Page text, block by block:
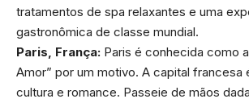
tratamentos de spa relaxantes e uma
gastronômica de classe mundial.
Paris, França: Paris é conhecida como
Amor” por um motivo. A capital francesa
cultura e romance. Passeie de mãos